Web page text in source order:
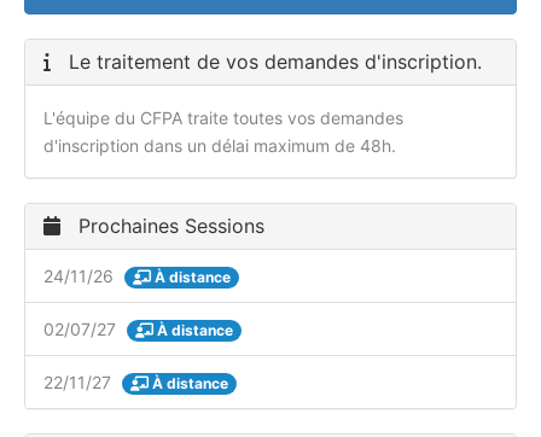
Le traitement de vos demandes d'inscription.
L'équipe du CFPA traite toutes vos demandes
d'inscription dans un délai maximum de 48h.
Prochaines Sessions
24/11/26 À distance
02/07/27 À distance
22/11/27 À distance